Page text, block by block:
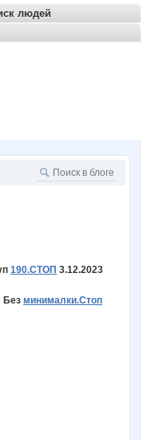
людей
190.СТОП 3.12.2023
Без минималки.Стоп